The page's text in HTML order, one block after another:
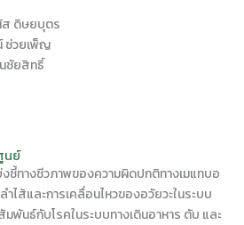
ดิษยบุตร
ช่วยเพ็ญ
ชัยสิทธิ์
นย์
ชี้ทางชีวภาพของความผิดปกติทางเมแทบอ
ไส้และการเคลื่อนไหวของอวัยวะในระบบ
มพันธ์กับโรคในระบบทางเดินอาหาร ตับ และ